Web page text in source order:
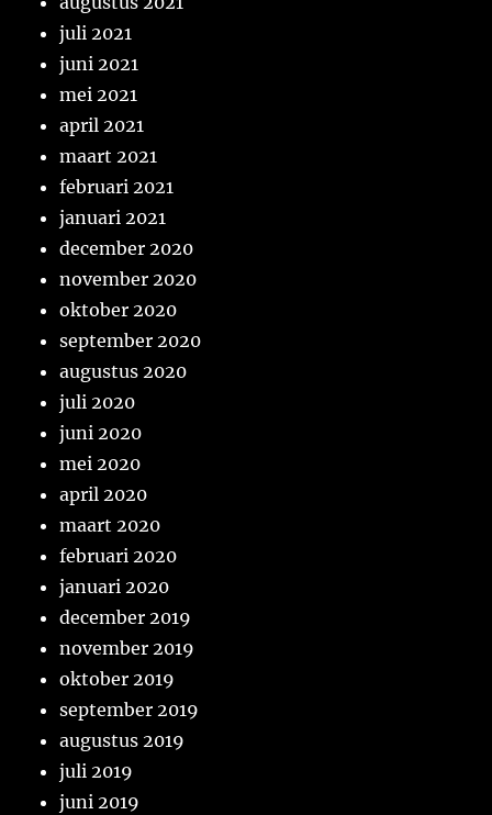
juli 2021
juni 2021
mei 2021
april 2021
maart 2021
februari 2021
januari 2021
december 2020
november 2020
oktober 2020
september 2020
augustus 2020
juli 2020
juni 2020
mei 2020
april 2020
maart 2020
februari 2020
januari 2020
december 2019
november 2019
oktober 2019
september 2019
augustus 2019
juli 2019
juni 2019